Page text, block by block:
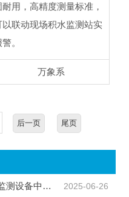
用，高精度测量标准，
联动现场积水监测站实
。
万象系
后一页 尾页
备中的宝藏 2025-06-26